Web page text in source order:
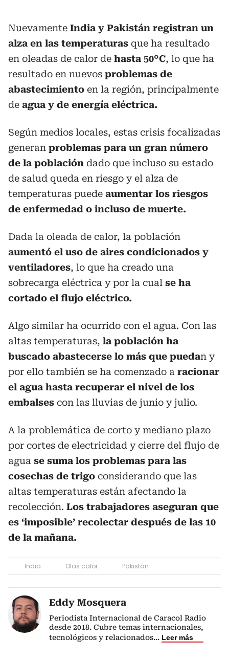
Nuevamente India y Pakistán registran un
alza en las temperaturas que ha resultado
en oleadas de calor de hasta 50°C, lo que ha
resultado en nuevos problemas de
abastecimiento en la región, principalmente
de agua y de energía eléctrica.
Según medios locales, estas crisis focalizadas
generan problemas para un gran número
de la población dado que incluso su estado
de salud queda en riesgo y el alza de
temperaturas puede aumentar los riesgos
de enfermedad o incluso de muerte.
Dada la oleada de calor, la población
aumentó el uso de aires condicionados y
ventiladores, lo que ha creado una
sobrecarga eléctrica y por la cual se ha
cortado el flujo eléctrico.
Algo similar ha ocurrido con el agua. Con las
altas temperaturas, la población ha
buscado abastecerse lo más que puedan y
por ello también se ha comenzado a racionar
el agua hasta recuperar el nivel de los
embalses con las lluvias de junio y julio.
A la problemática de corto y mediano plazo
por cortes de electricidad y cierre del flujo de
agua se suma los problemas para las
cosechas de trigo considerando que las
altas temperaturas están afectando la
recolección. Los trabajadores aseguran que
es ‘imposible’ recolectar después de las 10
de la mañana.
India Olas calor Pakistán
Eddy Mosquera
Periodista Internacional de Caracol Radio
desde 2018. Cubre temas internacionales,
tecnológicos y relacionados... Leer más